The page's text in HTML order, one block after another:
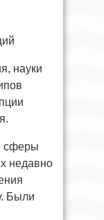
науки
сферы
недавно
Были